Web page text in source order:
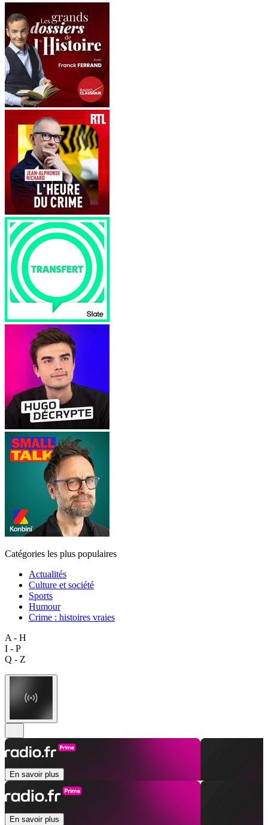
Catégories les plus populaires
Actualités
Culture et société
Sports
Humour
Crime : histoires vraies
A - H
I - P
Q - Z
En savoir plus
En savoir plus